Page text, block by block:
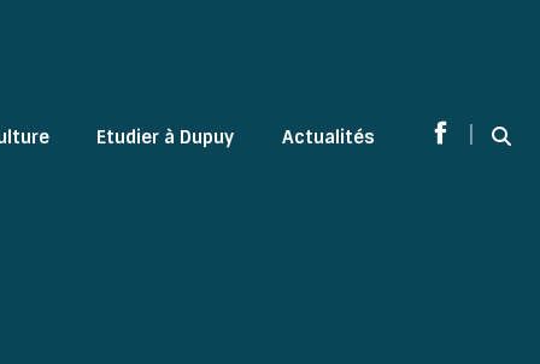
Etudier à Dupuy Actualités
Facebook
|